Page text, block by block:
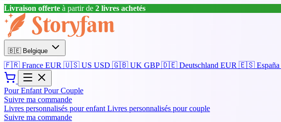
Livraison offerte à partir de 2 livres achetés
🇧🇪 Belgique
🇫🇷 France EUR 🇺🇸 US USD 🇬🇧 UK GBP 🇩🇪 Deutschland EUR 🇪🇸 España
Pour Enfant Pour Couple
Suivre ma commande
Livres personnalisés pour enfant Livres personnalisés pour couple
Suivre ma commande